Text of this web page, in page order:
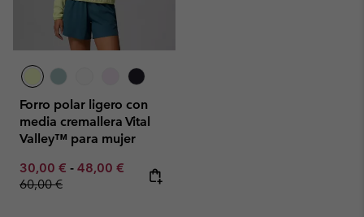
Forro polar ligero con
media cremallera Vital
Valley™ para mujer
Minimum sale price:
30,00 € - Maximum sale price:
48,00 € Regular price:
60,00 €